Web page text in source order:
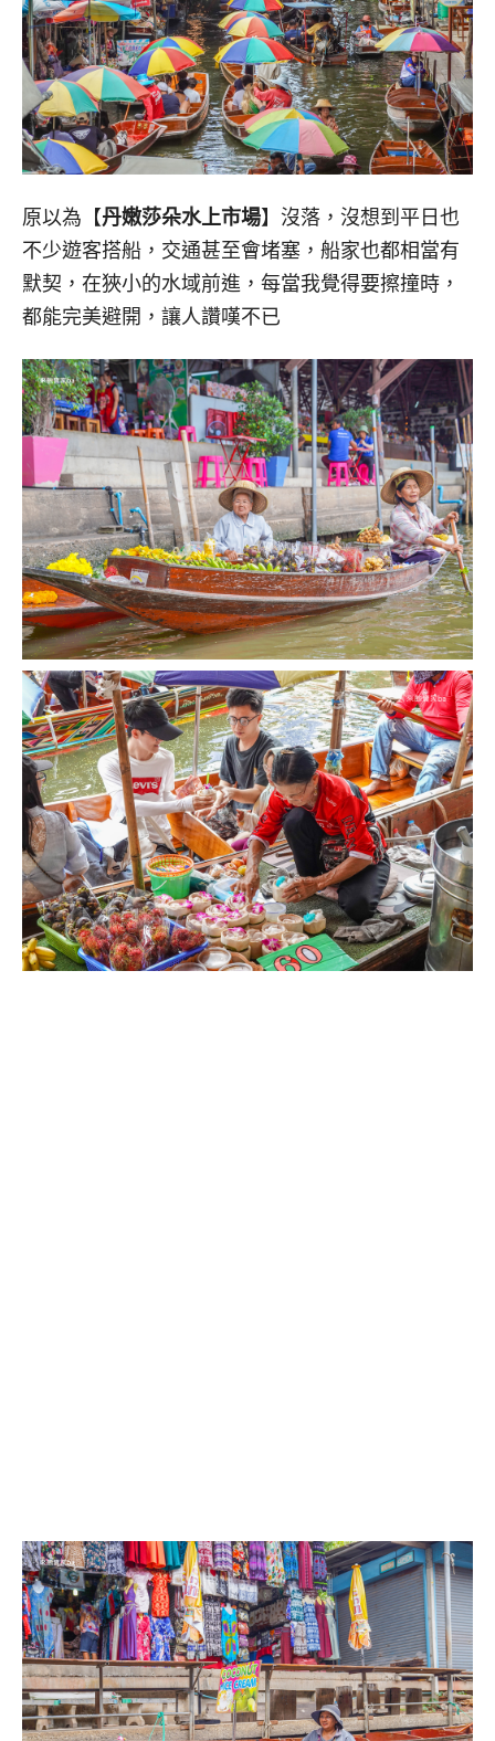
原以為【丹嫩莎朵水上市場】沒落，沒想到平日也
不少遊客搭船，交通甚至會堵塞，船家也都相當有
默契，在狹小的水域前進，每當我覺得要擦撞時，
都能完美避開，讓人讚嘆不已